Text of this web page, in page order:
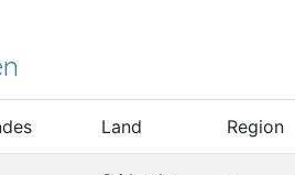
Land Region